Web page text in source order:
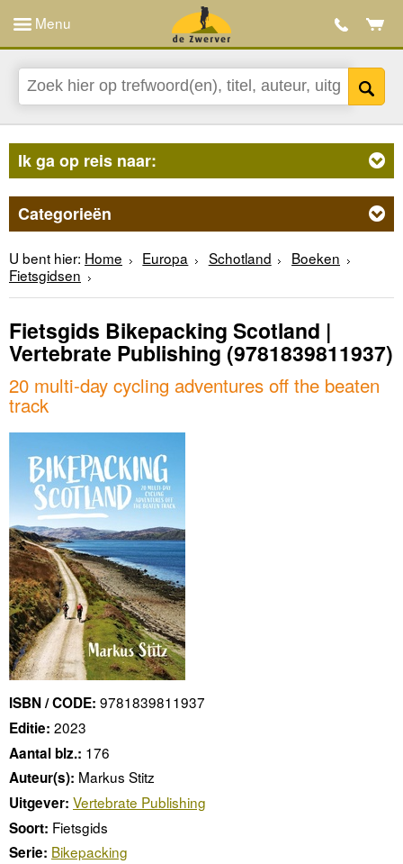
Menu
Ik ga op reis naar:
Categorieën
U bent hier: Home Europa Schotland
Boeken
Fietsgidsen
Fietsgids Bikepacking Scotland |
Vertebrate Publishing(9781839811937)
20 multi-day cycling adventures off the beaten
track
ISBN / CODE: 9781839811937
Editie: 2023
Aantal blz.: 176
Auteur(s): Markus Stitz
Uitgever: Vertebrate Publishing
Soort: Fietsgids
Serie: Bikepacking